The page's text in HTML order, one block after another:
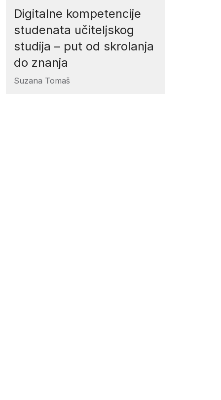
Digitalne kompetencije
studenata učiteljskog
studija – put od skrolanja
do znanja
Suzana Tomaš